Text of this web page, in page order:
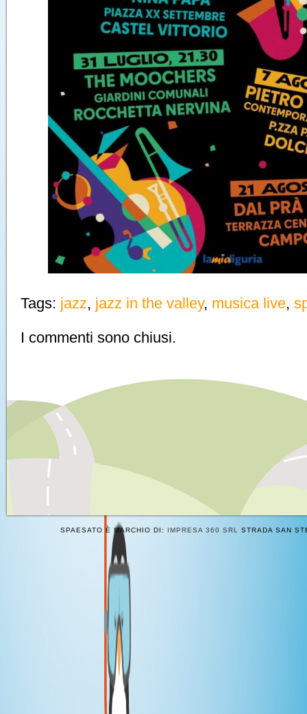
Tags: jazz, jazz in the valley, musica live,
I commenti sono chiusi.
SPAESATO È MARCHIO DI: IMPRESA 360 SRL STRADA SAN